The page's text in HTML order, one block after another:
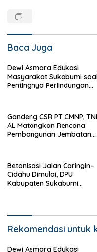
Baca Juga
Dewi Asmara Edukasi
Masyarakat Sukabumi soal
Pentingnya Perlindungan
Gandeng CSR PT CMNP, TNI
AL Matangkan Rencana
Pembangunan Jembatan
Betonisasi Jalan Caringin–
Cidahu Dimulai, DPU
Kabupaten Sukabumi
Rekomendasi untuk
Dewi Asmara Edukasi